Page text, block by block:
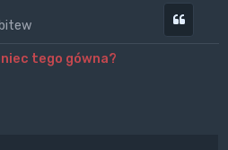
tego gówna?